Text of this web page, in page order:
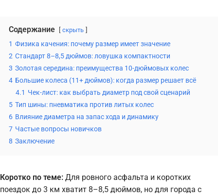
Содержание скрыть
1 Физика качения: почему размер имеет значение
2 Стандарт 8–8,5 дюймов: ловушка компактности
3 Золотая середина: преимущества 10-дюймовых колес
4 Большие колеса (11+ дюймов): когда размер решает всё
4.1 Чек-лист: как выбрать диаметр под свой сценарий
5 Тип шины: пневматика против литых колес
6 Влияние диаметра на запас хода и динамику
7 Частые вопросы новичков
8 Заключение
Коротко по теме: Для ровного асфальта и коротких
поездок до 3 км хватит 8–8,5 дюймов, но для города с